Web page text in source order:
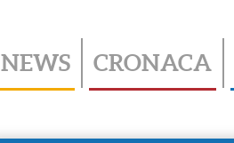
NEWS CRONACA